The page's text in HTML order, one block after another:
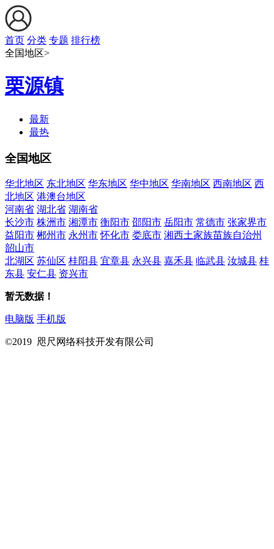
首页 分类 专题 排行榜
全国地区>
栗源镇
最新
最热
全国地区
华北地区 东北地区 华东地区 华中地区 华南地区 西南地区 西
北地区 港澳台地区
河南省 湖北省 湖南省
长沙市 株洲市 湘潭市 衡阳市 邵阳市 岳阳市 常德市 张家界市
益阳市 郴州市 永州市 怀化市 娄底市 湘西土家族苗族自治州
韶山市
北湖区 苏仙区 桂阳县 宜章县 永兴县 嘉禾县 临武县 汝城县 桂
东县 安仁县 资兴市
暂无数据！
电脑版 手机版
©2019 咫尺网络科技开发有限公司